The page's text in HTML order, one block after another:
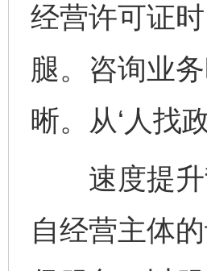
经营许可证
腿。咨询业
晰。从‘人找
速度提升
自经营主体